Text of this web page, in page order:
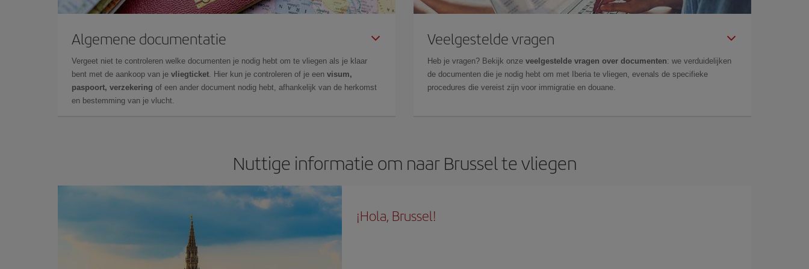
Algemene documentatie
Vergeet niet te controleren welke documenten je nodig hebt om te vliegen als je klaar
bent met de aankoop van je vliegticket. Hier kun je controleren of je een visum,
paspoort, verzekering of een ander document nodig hebt, afhankelijk van de herkomst
en bestemming van je vlucht.
Veelgestelde vragen
Heb je vragen? Bekijk onze veelgestelde vragen over documenten: we verduidelijken
de documenten die je nodig hebt om met Iberia te vliegen, evenals de specifieke
procedures die vereist zijn voor immigratie en douane.
Nuttige informatie om naar Brussel te vliegen
¡Hola, Brussel!